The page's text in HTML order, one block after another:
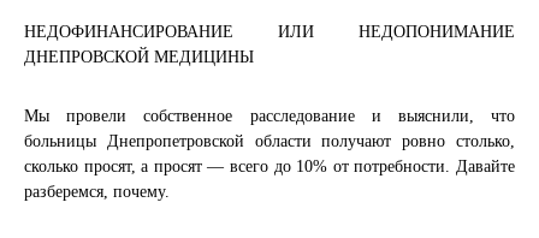
НЕДОФИНАНСИРОВАНИЕ ИЛИ НЕДОПОНИМАНИЕ
ДНЕПРОВСКОЙ МЕДИЦИНЫ
Мы провели собственное расследование и выяснили, что
больницы Днепропетровской области получают ровно столько,
сколько просят, а просят — всего до 10% от потребности. Давайте
разберемся, почему.